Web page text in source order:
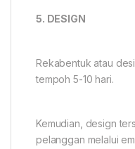
5. DESIGN
Rekabentuk atau
tempoh 5-10 hari.
Kemudian, design
pelanggan melalui